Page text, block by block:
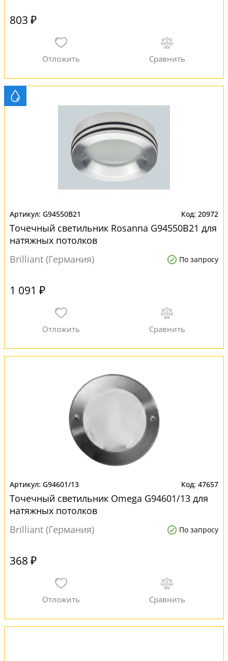
803 ₽
G94550B21 20972
Точечный светильник Rosanna G94550B21 для
натяжных потолков
Brilliant (Германия)
По запросу
1 091 ₽
G94601/13 47657
Точечный светильник Omega G94601/13 для
натяжных потолков
Brilliant (Германия)
По запросу
368 ₽